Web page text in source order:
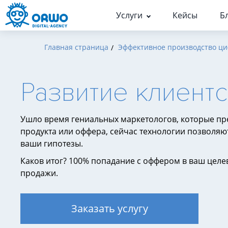
Главная страница Эффективное производство
Развитие
Ушло время гениальных маркетологов, которые
продукта или оффера, сейчас технологии
ваши гипотезы.
Каков итог? 100% попадание с оффером в ваш
продажи.
Заказать услугу
Услуги Кейсы
SEO-продвижение
Продвижение в Гугл
Техническая поддержка в
Аудиты
Аудит сайта для поисковых
Кейсы по услугам
Статьи
Результативная
реклама
Аналитика
Прочее
Люди
Команда
Карьера и практика